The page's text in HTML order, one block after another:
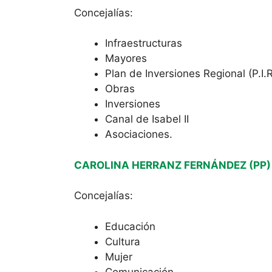
Concejalías:
Infraestructuras
Mayores
Plan de Inversiones Regional
Obras
Inversiones
Canal de Isabel II
Asociaciones.
CAROLINA HERRANZ FERNÁNDEZ (PP)
Concejalías:
Educación
Cultura
Mujer